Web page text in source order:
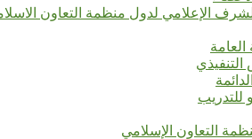
الإعلامي لدول منظمة التعاون
العامة
التنفيذي
للتدريب
التعاون الإسلامي